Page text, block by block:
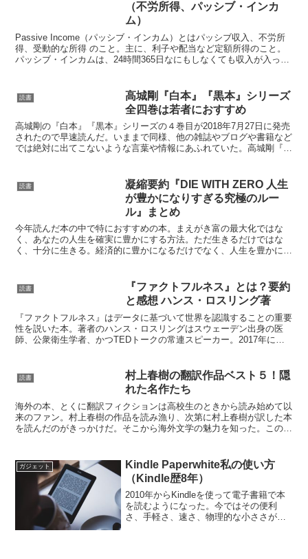
（不労所得、パッシブ・インカ
ム）
Passive Income（パッシブ・インカム）とはパッシブ収入、不労所
得、受動的な所得 のこと。主に、利子や配当など定額所得のこと。
パッシブ・インカムは、24時間365日なにもしなくても収入が入って
読書
高城剛『白本』『黒本』シリーズ
全四巻は若者におすすめ
高城剛の『白本』『黒本』シリーズの４巻目が2018年7月27日に発売
されたので早速読んだ。いままで同様、他の雑誌やブログや書籍など
では絶対に出てこないような言葉や情報にあふれていた。高城剛『白
読書
凝縮要約『DIE WITH ZERO 人生
が豊かになりすぎる究極のルー
ル』まとめ
今年読んだ本の中で特におすすめの本。まえがき富の最大化ではな
く、あなたの人生を確実に豊かにする方法。ただ生きるだけではな
く、十分に生きる。経済的に豊かになるだけでなく、人生を豊かにす
読書
『ファクトフルネス』とは？要約
と感想 ハンス・ロスリング著
『ファクトフルネス』はデータに基づいて世界を認識することの重要
性を説いた本。著者のハンス・ロスリングはスウェーデン出身の医
師、公衆衛生学者、かつTEDトークの常連スピーカー。2017年に亡
読書
村上春樹の翻訳作品ベスト５！隠
れた名作たち
海外の本、とくに翻訳フィクションは高校生のときから読み始めて以
来のファン。村上春樹の作品を読み漁り、次第に村上春樹が訳した本
を読んだのがきっかけだ。そこから海外文学の魅力を知った。この記
ガジェット
Kindle Paperwhite私の使い方
（Kindle歴8年）
2010年からKindleを使って電子書籍で本
を読むようになった。今ではその便利
さ、手軽さ、速さ、物理的な小ささが本